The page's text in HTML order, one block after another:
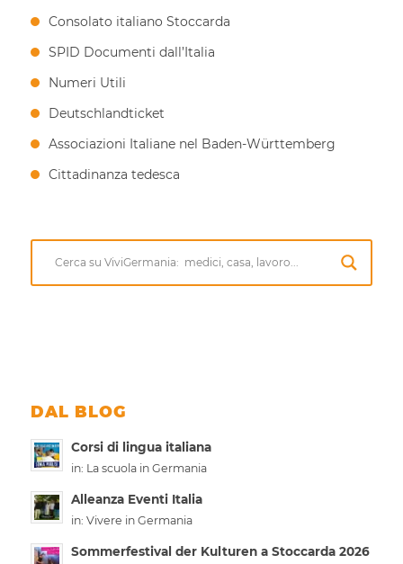
Consolato italiano Stoccarda
SPID Documenti dall’Italia
Numeri Utili
Deutschlandticket
Associazioni Italiane nel Baden-Württemberg
Cittadinanza tedesca
DAL BLOG
Corsi di lingua italiana
in: La scuola in Germania
Alleanza Eventi Italia
in: Vivere in Germania
Sommerfestival der Kulturen a Stoccarda 2026